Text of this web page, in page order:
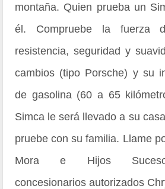
montaña. Quien prueba un
él. Compruebe la fuerza
resistencia, seguridad y
cambios (tipo Porsche) y su
de gasolina (60 a 65
Simca le será llevado a su
pruebe con su familia. Llame
Mora e Hijos
concesionarios autorizados